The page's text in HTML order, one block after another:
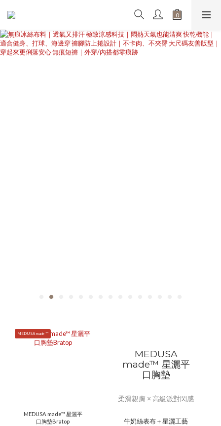
MEDUSA made ™
MEDUSA made™ 星灑平
口胸墊Bratop
MEDUSA
made™ 星灑平
口胸墊
柔滑親膚 × 高級派對閃感
牛奶絲表布＋星灑工藝